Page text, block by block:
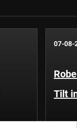
07-08-
Tilt